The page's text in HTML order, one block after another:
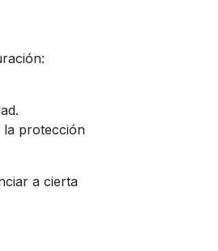
la protección
a cierta